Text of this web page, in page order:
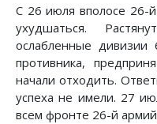
С 26 июля вполосе 26-й
ухудшаться.
ослабленные дивизии
против­ника,
начали отходить.
успеха не имели. 27
всем фронте 26-й